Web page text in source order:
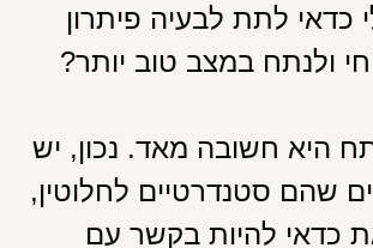
כדאי לתת לבעיה פיתרון
ולנתח במצב טוב יותר?
היא חשובה מאד. נכון, יש
שהם סטנדרטיים לחלוטין,
כדאי להיות בקשר עם